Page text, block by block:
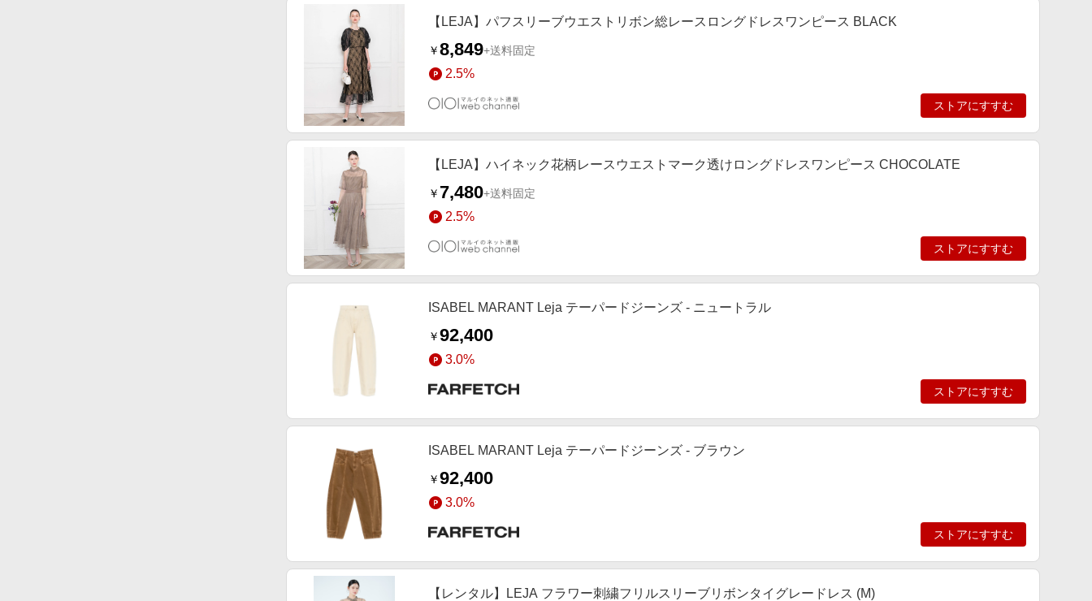
【LEJA】パフスリーブウエストリボン総レースロングドレスワンピース BLACK
￥8,849+送料固定
2.5%
ストアにすすむ
【LEJA】ハイネック花柄レースウエストマーク透けロングドレスワンピース CHOCOLATE
￥ 7,480+送料固定
2.5%
ストアにすすむ
ISABEL MARANT Leja テーパードジーンズ - ニュートラル
￥92,400
3.0%
ストアにすすむ
ISABEL MARANT Leja テーパードジーンズ - ブラウン
￥92,400
3.0%
ストアにすすむ
【レンタル】LEJA フラワー刺繍フリルスリーブリボンタイグレードレス (M)